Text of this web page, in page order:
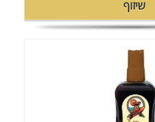
שיזוף
כניסה לגלרייה